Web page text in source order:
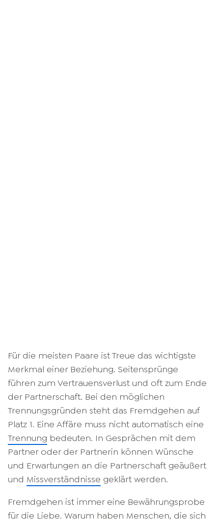
Für die meisten Paare ist Treue das wichtigste
Merkmal einer Beziehung. Seitensprünge
führen zum Vertrauensverlust und oft zum Ende
der Partnerschaft. Bei den möglichen
Trennungsgründen steht das Fremdgehen auf
Platz 1. Eine Affäre muss nicht automatisch eine
Trennung bedeuten. In Gesprächen mit dem
Partner oder der Partnerin können Wünsche
und Erwartungen an die Partnerschaft geäußert
und Missverständnisse geklärt werden.
Fremdgehen ist immer eine Bewährungsprobe
für die Liebe. Warum haben Menschen, die sich